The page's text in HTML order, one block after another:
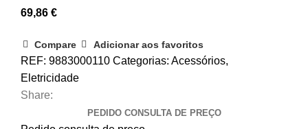
69,86 €
Compare Adicionar aos favoritos
REF: 9883000110 Categorias: Acessórios,
Eletricidade
Share:
PEDIDO CONSULTA DE PREÇO